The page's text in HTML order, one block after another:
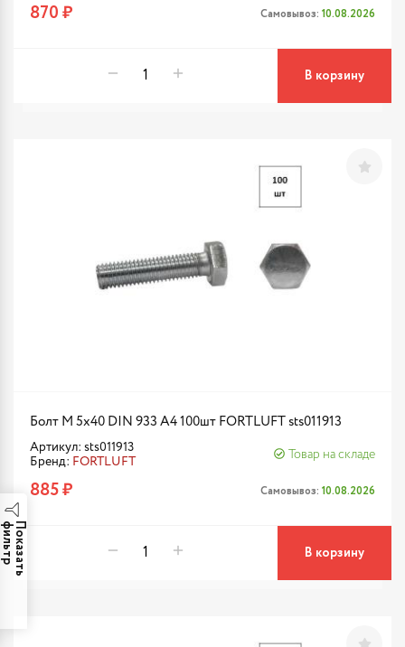
П
о
к
а
з
а
т
ь
ф
и
л
ь
т
870 ₽ Самовывоз: 10.08.2026
В корзину
Болт М 5х40 DIN 933 A4 100шт FORTLUFT sts011913
Артикул: sts011913
Бренд: FORTLUFT
Товар на складе
885 ₽ Самовывоз: 10.08.2026
В корзину